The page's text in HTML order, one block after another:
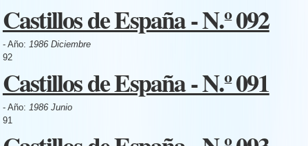
Castillos de España - N.º 092
- Año: 1986 Diciembre
92
Castillos de España - N.º 091
- Año: 1986 Junio
91